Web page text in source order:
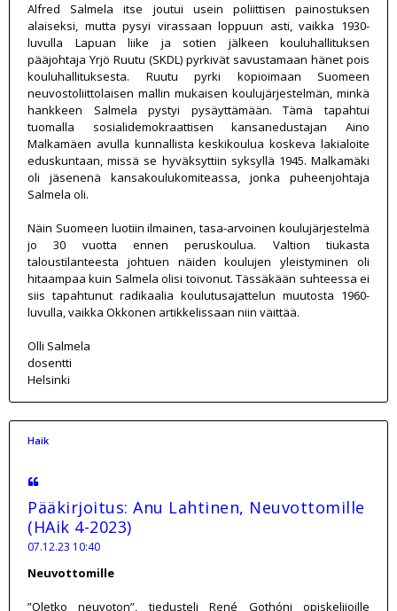
Alfred Salmela itse joutui usein poliittisen painostuksen
alaiseksi, mutta pysyi virassaan loppuun asti, vaikka 1930-
luvulla Lapuan liike ja sotien jälkeen kouluhallituksen
pääjohtaja Yrjö Ruutu (SKDL) pyrkivät savustamaan hänet pois
kouluhallituksesta. Ruutu pyrki kopioimaan Suomeen
neuvostoliittolaisen mallin mukaisen koulujärjestelmän, minkä
hankkeen Salmela pystyi pysäyttämään. Tämä tapahtui
tuomalla sosialidemokraattisen kansanedustajan Aino
Malkamäen avulla kunnallista keskikoulua koskeva lakialoite
eduskuntaan, missä se hyväksyttiin syksyllä 1945. Malkamäki
oli jäsenenä kansakoulukomiteassa, jonka puheenjohtaja
Salmela oli.
Näin Suomeen luotiin ilmainen, tasa-arvoinen koulujärjestelmä
jo 30 vuotta ennen peruskoulua. Valtion tiukasta
taloustilanteesta johtuen näiden koulujen yleistyminen oli
hitaampaa kuin Salmela olisi toivonut. Tässäkään suhteessa ei
siis tapahtunut radikaalia koulutusajattelun muutosta 1960-
luvulla, vaikka Okkonen artikkelissaan niin väittää.
Olli Salmela
dosentti
Helsinki
Haik
Pääkirjoitus: Anu Lahtinen, Neuvottomille
(HAik 4-2023)
07.12.23 10:40
Neuvottomille
”Oletko neuvoton”, tiedusteli René Gothóni opiskelijoille